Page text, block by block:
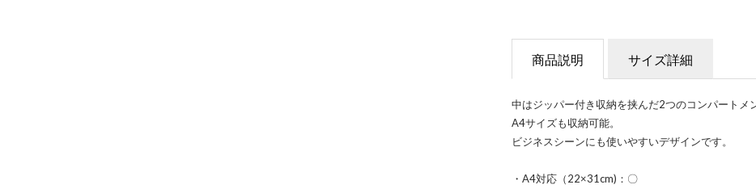
商品説明 サイズ詳細
中はジッパー付き収納を挟んだ2つのコンパート
A4サイズも収納可能。
ビジネスシーンにも使いやすいデザインです。
・A4対応（22×31cm)：〇